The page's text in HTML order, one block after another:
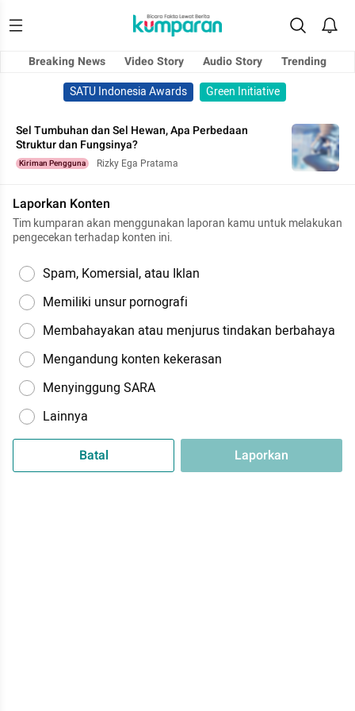
Breaking News Video Story Audio Story
Trending
SATU Indonesia Awards
Green Initiative
Sel Tumbuhan dan Sel Hewan, Apa Perbedaan
Struktur dan Fungsinya?
Kiriman Pengguna Rizky Ega Pratama
Laporkan Konten
Tim kumparan akan menggunakan laporan kamu untuk melakukan
pengecekan terhadap konten ini.
Spam, Komersial, atau Iklan
Memiliki unsur pornografi
Membahayakan atau menjurus tindakan berbahaya
Mengandung konten kekerasan
Menyinggung SARA
Lainnya
Batal Laporkan